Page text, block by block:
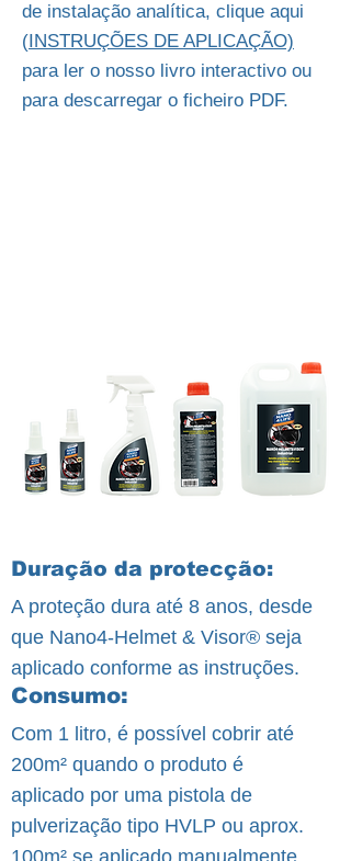
de instalação analítica, clique aqui
(INSTRUÇÕES DE APLICAÇÃO)
para ler o nosso livro interactivo ou
para descarregar o ficheiro PDF.
Duração da protecção:
A proteção dura até 8 anos, desde
que Nano4-Helmet & Visor® seja
aplicado conforme as instruções.
Consumo:
Com 1 litro, é possível cobrir até
200m² quando o produto é
aplicado por uma pistola de
pulverização tipo HVLP ou aprox.
100m² se aplicado manualmente.